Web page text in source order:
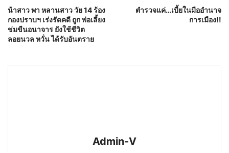
น้าสาว พา หลานสาว วัย 14 ร้อง
กองปราบฯ เร่งรัดคดี ถูก พ่อเลี้ยง
ข่มขืนอนาจาร ยังใช้ชีวิต
ลอยนวล หวั่น ได้รับอันตราย
ตำรวจแค่…เบี้ยในมืออำนาจ
การเมือง!!
Admin-V